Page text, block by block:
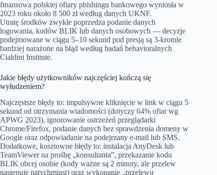
finansowa polskiej ofiary phishingu bankowego wyniosła w
2023 roku około 8 500 zł według danych UKNF.
Utratę środków zwykle poprzedza podanie danych
logowania, kodów BLIK lub danych osobowych — decyzje
podejmowane w ciągu 5–10 sekund pod presją są 3-krotnie
bardziej narażone na błąd według badań behavioralnych
Cialdini Institute.
Jakie błędy użytkowników najczęściej kończą się
wyłudzeniem?
Najczęstsze błędy to: impulsywne kliknięcie w link w ciągu 5
sekund od otrzymania wiadomości (dotyczy 64% ofiar wg
APWG 2023), ignorowanie ostrzeżeń przeglądarki
Chrome/Firefox, podanie danych bez sprawdzenia domeny w
Google oraz odpowiadanie na podejrzany e-mail lub SMS.
Dodatkowe, kosztowne błędy to: instalacja AnyDesk lub
TeamViewer na prośbę „konsultanta”, przekazanie kodu
BLIK obcej osobie (kody ważne są 2 minuty, ale przelew
następuje natychmiast) oraz wykonanie „przelewu